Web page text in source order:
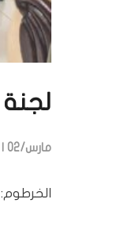
لجنة
مارس/02 | ص:9:56